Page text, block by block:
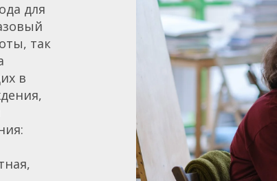
для
так
в